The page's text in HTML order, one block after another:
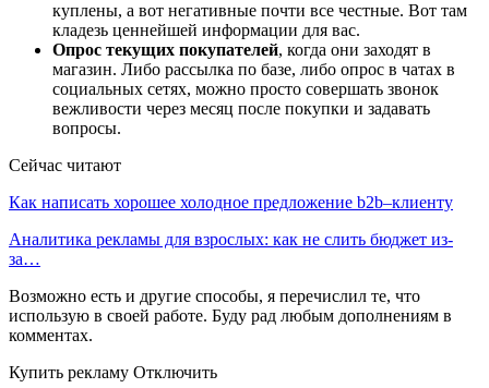
куплены, а вот негативные почти все честные. Вот там
кладезь ценнейшей информации для вас.
Опрос текущих покупателей, когда они заходят в
магазин. Либо рассылка по базе, либо опрос в чатах в
социальных сетях, можно просто совершать звонок
вежливости через месяц после покупки и задавать
вопросы.
Сейчас читают
Как написать хорошее холодное предложение b2b–клиенту
Аналитика рекламы для взрослых: как не слить бюджет из-
за…
Возможно есть и другие способы, я перечислил те, что
использую в своей работе. Буду рад любым дополнениям в
комментах.
Купить рекламу Отключить